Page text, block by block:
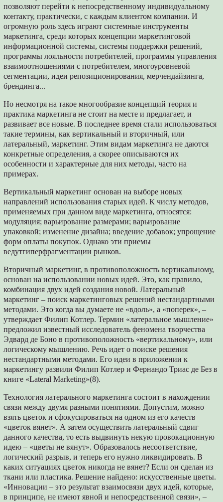
позволяют перейти к непосредственному индивидуальному
контакту, практически, с каждым клиентом компании. И
огромную роль здесь играют системные инструменты
маркетинга, среди которых концепции маркетинговой
информационной системы, системы поддержки решений,
программы лояльности потребителей, программы управления
взаимоотношениями с потребителем, многоуровневой
сегментации, идеи репозиционирования, мерчендайзинга,
брендинга...
Но несмотря на такое многообразие концепций теория и
практика маркетинга не стоит на месте и предлагает, и
развивает все новые. В последнее время стали использоваться
такие термины, как вертикальный и вторичный, или
латеральный, маркетинг. Этим видам маркетинга не даются
конкретные определения, а скорее описываются их
особенности и характерные для них методы, часто на
примерах.
Вертикальный маркетинг основан на выборе новых
направлений использования старых идей. К числу методов,
применяемых при данном виде маркетинга, относятся:
модуляция; варьирование размерами; варьирование
упаковкой; изменение дизайна; введение добавок; упрощение
форм оплаты покупок. Однако эти приемы
ведутгиперфрагментации рынков.
Вторичный маркетинг, в противоположность вертикальному,
основан на использовании новых идей. Это, как правило,
комбинация двух идей создания новой. Латеральный
маркетинг – поиск маркетинговых решений нестандартными
методами. Это когда вы думаете не «вдоль», а «поперек», –
утверждает Филип Котлер. Термин «латеральное мышление»
предложил известный исследователь феномена творчества
Эдвард де Боно в противоположность «вертикальному», или
логическому мышлению. Речь идет о поиске решения
нестандартными методами. Его идеи в приложении к
маркетингу развили Филип Котлер и Фернандо Триас де Без в
книге «Lateral Marketing»(8).
Технология латерального маркетинга состоит в нахождении
связи между двумя разными понятиями. Допустим, можно
взять цветок и сфокусироваться на одном из его качеств –
«цветок вянет». А затем осуществить латеральный сдвиг
данного качества, то есть выдвинуть некую провокационную
идею – «цветы не вянут». Образовалось несоответствие,
логический разрыв, и теперь его нужно ликвидировать. В
каких ситуациях цветок никогда не вянет? Если он сделан из
ткани или пластика. Решение найдено: искусственные цветы.
«Инновации – это результат взаимосвязи двух идей, которые,
в принципе, не имеют явной и непосредственной связи», –